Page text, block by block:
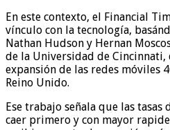
En este contexto, el Financial
vínculo con la tecnología,
Nathan Hudson y Hernan
de la Universidad de Cincinnati,
expansión de las redes móviles
Reino Unido.
Ese trabajo señala que las tasas
caer primero y con mayor